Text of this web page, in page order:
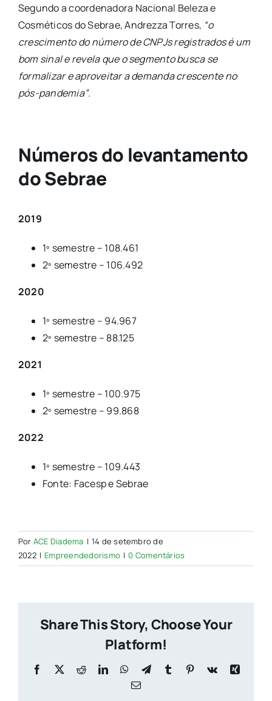
Segundo a coordenadora Nacional Beleza e
Cosméticos do Sebrae, Andrezza Torres, “o
crescimento do número de CNPJs registrados é um
bom sinal e revela que o segmento busca se
formalizar e aproveitar a demanda crescente no
pós-pandemia”.
Números do levantamento
do Sebrae
2019
1º semestre – 108.461
2º semestre – 106.492
2020
1º semestre – 94.967
2º semestre – 88.125
2021
1º semestre – 100.975
2º semestre – 99.868
2022
1º semestre – 109.443
Fonte: Facesp e Sebrae
Por ACE Diadema | 14 de setembro de
2022 | Empreendedorismo | 0 Comentários
Share This Story, Choose Your
Platform!
Facebook
X RedditLinkedInWhatsApp
TelegramTumblr Pinterest
Vk
Xing
E-